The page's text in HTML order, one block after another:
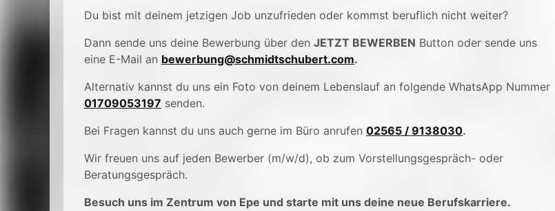
Du bist mit deinem jetzigen Job unzufrieden oder kommst beruflich nicht weiter?
Dann sende uns deine Bewerbung über den JETZT BEWERBEN Button oder sende uns
eine E-Mail an bewerbung@schmidtschubert.com.
Alternativ kannst du uns ein Foto von deinem Lebenslauf an folgende WhatsApp Nummer
01709053197 senden.
Bei Fragen kannst du uns auch gerne im Büro anrufen 02565 / 9138030.
Wir freuen uns auf jeden Bewerber (m/w/d), ob zum Vorstellungsgespräch- oder
Beratungsgespräch.
Besuch uns im Zentrum von Epe und starte mit uns deine neue Berufskarriere.